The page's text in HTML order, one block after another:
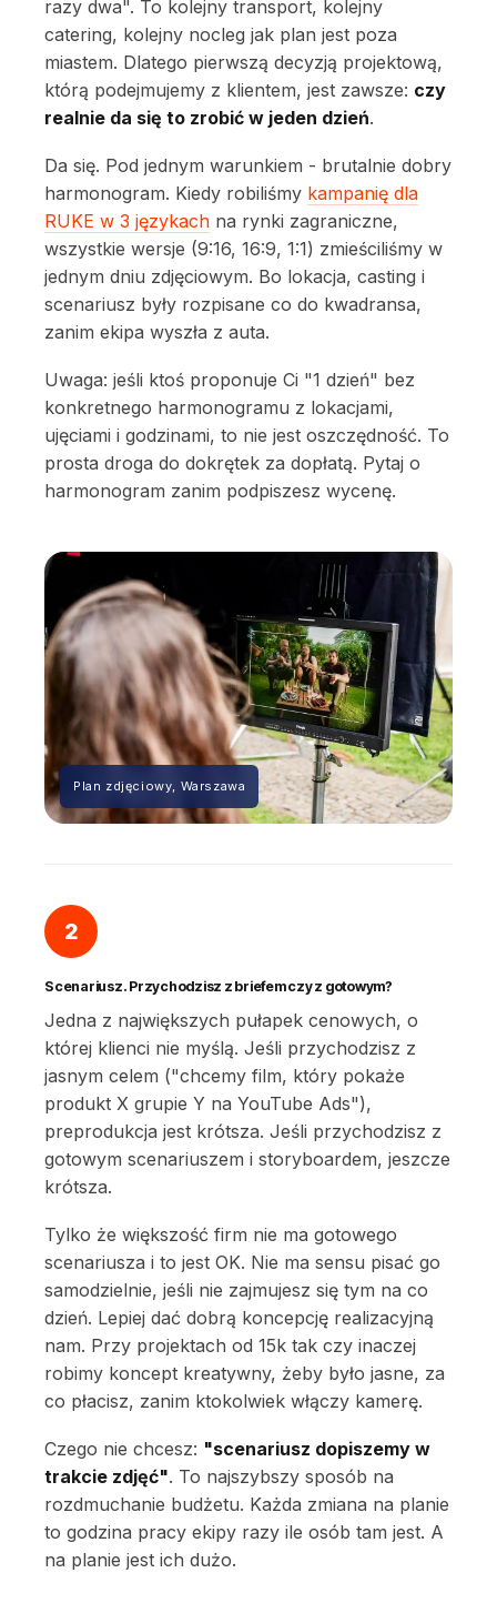
razy dwa". To kolejny transport, kolejny
catering, kolejny nocleg jak plan jest poza
miastem. Dlatego pierwszą decyzją projektową,
którą podejmujemy z klientem, jest zawsze: czy
realnie da się to zrobić w jeden dzień.
Da się. Pod jednym warunkiem - brutalnie dobry
harmonogram. Kiedy robiliśmy kampanię dla
RUKE w 3 językach na rynki zagraniczne,
wszystkie wersje (9:16, 16:9, 1:1) zmieściliśmy w
jednym dniu zdjęciowym. Bo lokacja, casting i
scenariusz były rozpisane co do kwadransa,
zanim ekipa wyszła z auta.
Uwaga: jeśli ktoś proponuje Ci "1 dzień" bez
konkretnego harmonogramu z lokacjami,
ujęciami i godzinami, to nie jest oszczędność. To
prosta droga do dokrętek za dopłatą. Pytaj o
harmonogram zanim podpiszesz wycenę.
Plan zdjęciowy, Warszawa
2
Scenariusz. Przychodzisz z briefem czy z gotowym?
Jedna z największych pułapek cenowych, o
której klienci nie myślą. Jeśli przychodzisz z
jasnym celem ("chcemy film, który pokaże
produkt X grupie Y na YouTube Ads"),
preprodukcja jest krótsza. Jeśli przychodzisz z
gotowym scenariuszem i storyboardem, jeszcze
krótsza.
Tylko że większość firm nie ma gotowego
scenariusza i to jest OK. Nie ma sensu pisać go
samodzielnie, jeśli nie zajmujesz się tym na co
dzień. Lepiej dać dobrą koncepcję realizacyjną
nam. Przy projektach od 15k tak czy inaczej
robimy koncept kreatywny, żeby było jasne, za
co płacisz, zanim ktokolwiek włączy kamerę.
Czego nie chcesz: "scenariusz dopiszemy w
trakcie zdjęć". To najszybszy sposób na
rozdmuchanie budżetu. Każda zmiana na planie
to godzina pracy ekipy razy ile osób tam jest. A
na planie jest ich dużo.